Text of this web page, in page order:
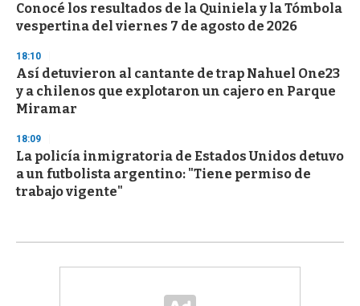
Conocé los resultados de la Quiniela y la Tómbola
vespertina del viernes 7 de agosto de 2026
18:10
Así detuvieron al cantante de trap Nahuel One23
y a chilenos que explotaron un cajero en Parque
Miramar
18:09
La policía inmigratoria de Estados Unidos detuvo
a un futbolista argentino: "Tiene permiso de
trabajo vigente"